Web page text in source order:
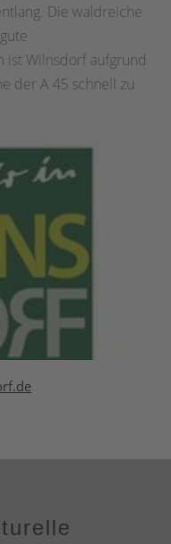
Die waldreiche
ist Wilnsdorf aufgrund
der A 45 schnell zu